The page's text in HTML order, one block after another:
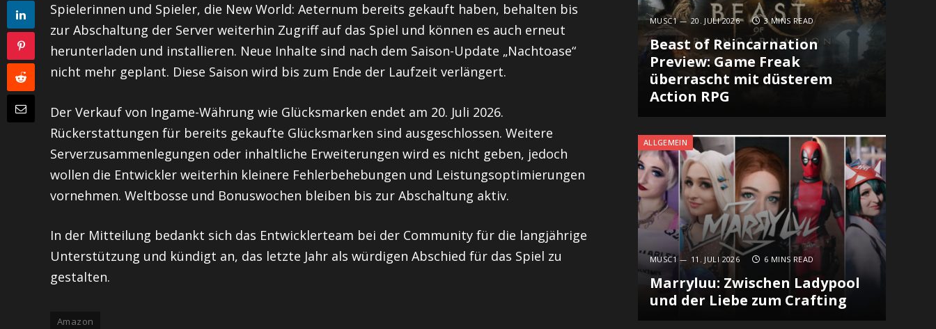
Spielerinnen und Spieler, die New World: Aeternum bereits gekauft haben, behalten bis
zur Abschaltung der Server weiterhin Zugriff auf das Spiel und können es auch erneut
herunterladen und installieren. Neue Inhalte sind nach dem Saison-Update „Nachtoase“
nicht mehr geplant. Diese Saison wird bis zum Ende der Laufzeit verlängert.
Der Verkauf von Ingame-Währung wie Glücksmarken endet am 20. Juli 2026.
Rückerstattungen für bereits gekaufte Glücksmarken sind ausgeschlossen. Weitere
Serverzusammenlegungen oder inhaltliche Erweiterungen wird es nicht geben, jedoch
wollen die Entwickler weiterhin kleinere Fehlerbehebungen und Leistungsoptimierungen
vornehmen. Weltbosse und Bonuswochen bleiben bis zur Abschaltung aktiv.
In der Mitteilung bedankt sich das Entwicklerteam bei der Community für die langjährige
Unterstützung und kündigt an, das letzte Jahr als würdigen Abschied für das Spiel zu
gestalten.
Amazon
MUSC1 20. JULI 2026 3 MINS READ
Beast of Reincarnation
Preview: Game Freak
überrascht mit düsterem
Action RPG
ALLGEMEIN
MUSC1 11. JULI 2026 6 MINS READ
Marryluu: Zwischen Ladypool
und der Liebe zum Crafting